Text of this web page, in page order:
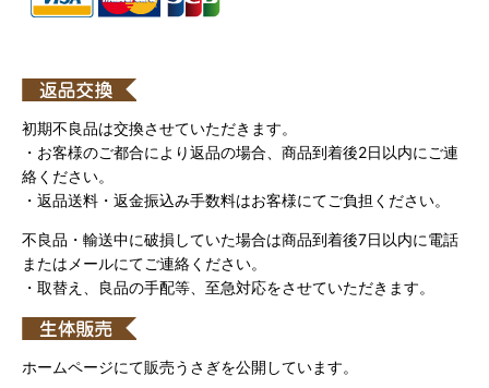
初期不良品は交換させていただきます。
・お客様のご都合により返品の場合、商品到着後2日以内にご連
絡ください。
・返品送料・返金振込み手数料はお客様にてご負担ください。
不良品・輸送中に破損していた場合は商品到着後7日以内に電話
またはメールにてご連絡ください。
・取替え、良品の手配等、至急対応をさせていただきます。
ホームページにて販売うさぎを公開しています。